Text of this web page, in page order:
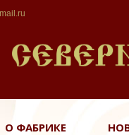
О ФАБРИКЕ